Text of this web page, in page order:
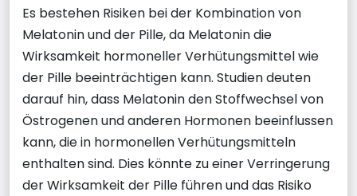
Es bestehen Risiken bei der Kombination von
Melatonin und der Pille, da Melatonin die
Wirksamkeit hormoneller Verhütungsmittel wie
der Pille beeinträchtigen kann. Studien deuten
darauf hin, dass Melatonin den Stoffwechsel von
Östrogenen und anderen Hormonen beeinflussen
kann, die in hormonellen Verhütungsmitteln
enthalten sind. Dies könnte zu einer Verringerung
der Wirksamkeit der Pille führen und das Risiko